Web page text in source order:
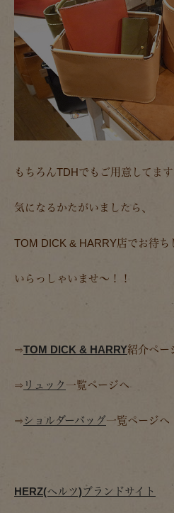
もちろんTDHでもご用意してます
気になるかたがいましたら、
TOM DICK & HARRY店でお待ち
いらっしゃいませ～！！
⇒TOM DICK & HARRY紹介ペー
⇒ リュック 一覧ページへ
⇒ショルダーバッグ一覧ページへ
HERZ(ヘルツ)ブランドサイト